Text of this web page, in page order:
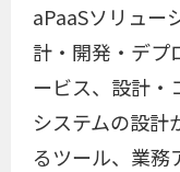
aPaaSソリュー
計・開発・デプ
ービス、設計・
システムの設計
るツール、業務